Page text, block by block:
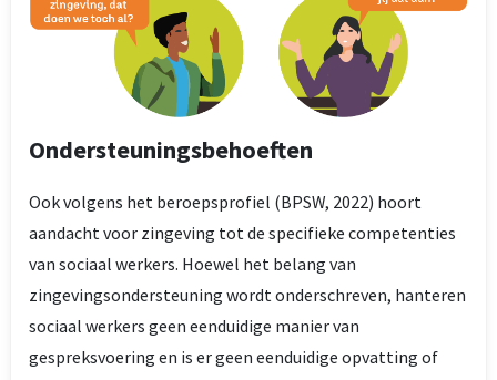
Ondersteuningsbehoeften
Ook volgens het beroepsprofiel (BPSW, 2022) hoort
aandacht voor zingeving tot de specifieke competenties
van sociaal werkers. Hoewel het belang van
zingevingsondersteuning wordt onderschreven, hanteren
sociaal werkers geen eenduidige manier van
gespreksvoering en is er geen eenduidige opvatting of